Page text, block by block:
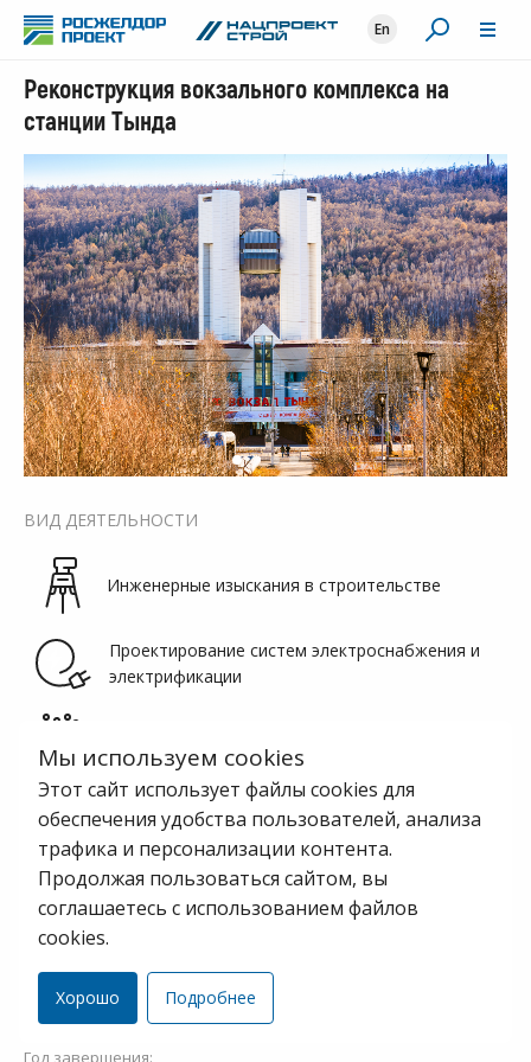
En
Реконструкция вокзального комплекса на
станции Тында
ВИД ДЕЯТЕЛЬНОСТИ
Инженерные изыскания в строительстве
Проектирование систем электроснабжения и
электрификации
Проектирование объектов промышленного и
гражданского строительства
Разработка нормативно-технической
документации и ПО
Статус проекта:
Завершенный
Год завершения:
Мы используем cookies
Этот сайт использует файлы cookies для
обеспечения удобства пользователей, анализа
трафика и персонализации контента.
Продолжая пользоваться сайтом, вы
соглашаетесь с использованием файлов
cookies.
Хорошо Подробнее